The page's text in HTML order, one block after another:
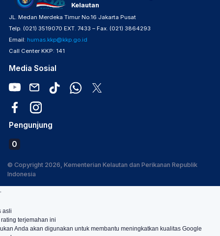
Kelautan
JL. Medan Merdeka Timur No.16 Jakarta Pusat
Telp. (021) 3519070 EXT. 7433 – Fax. (021) 3864293
Email: humas.kkp@kkp.go.id
Call Center KKP: 141
Media Sosial
Pengunjung
0
© Copyright 2026, Kementerian Kelautan dan Perikanan Republik
Indonesia
.
asli
terjemahan ini
Anda akan digunakan untuk membantu meningkatkan kualitas Google